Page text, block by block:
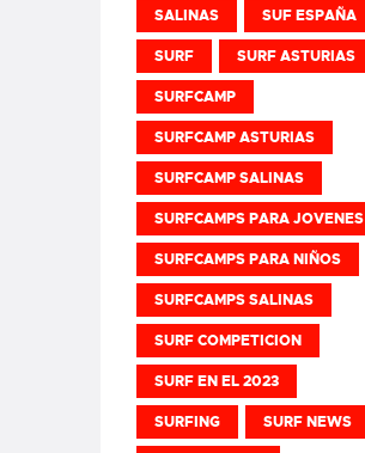
SALINAS SUF ESPAÑA
SURF SURF ASTURIAS
SURFCAMP
SURFCAMP ASTURIAS
SURFCAMP SALINAS
SURFCAMPS PARA JOVENES
SURFCAMPS PARA NIÑOS
SURFCAMPS SALINAS
SURF COMPETICION
SURF EN EL 2023
SURFING SURF NEWS